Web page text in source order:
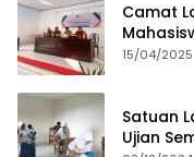
Camat
15/04/2025
Satuan
Ujian